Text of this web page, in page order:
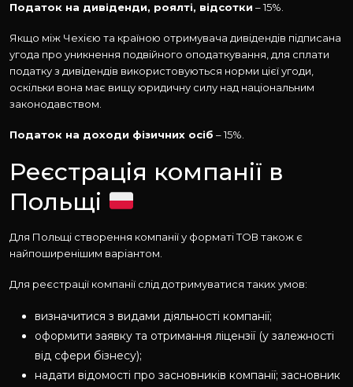
Податок на дивіденди, роялті, відсотки – 15%.
Якщо між Чехією та країною отримувача дивідендів підписана
угода про уникнення подвійного оподаткування, для сплати
податку з дивідендів використовуються норми цієї угоди,
оскільки вона має вищу юридичну силу над національним
законодавством.
Податок на доходи фізичних осіб – 15%.
Реєстрація компанії в
Польщі
Для Польщі створення компанії у форматі ТОВ також є
найпоширенішим варіантом.
Для реєстрації компанії слід дотримуватися таких умов:
визначитися з видами діяльності компанії;
оформити заявку та отримання ліцензії (у залежності
від сфери бізнесу);
надати відомості про засновників компанії; засновник